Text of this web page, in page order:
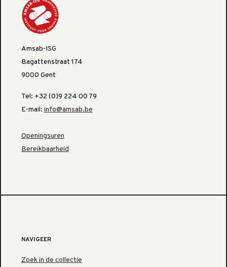
Amsab-ISG
Bagattenstraat 174
9000 Gent
Tel: +32 (0)9 224 00 79
E-mail: info@amsab.be
Openingsuren
Bereikbaarheid
NAVIGEER
Zoek in de collectie